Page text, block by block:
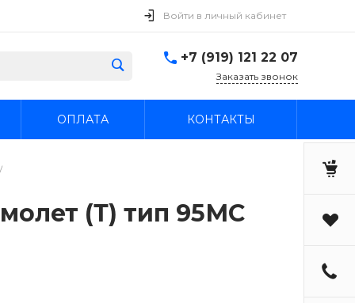
Войти в личный кабинет
+7 (919) 121 22 07
Заказать звонок
ОПЛАТА КОНТАКТЫ
/
(Т) тип 95МС